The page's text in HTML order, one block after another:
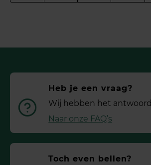
Heb je een vraag?
Wij hebben het antwoord
Naar onze FAQ’s
Toch even bellen?